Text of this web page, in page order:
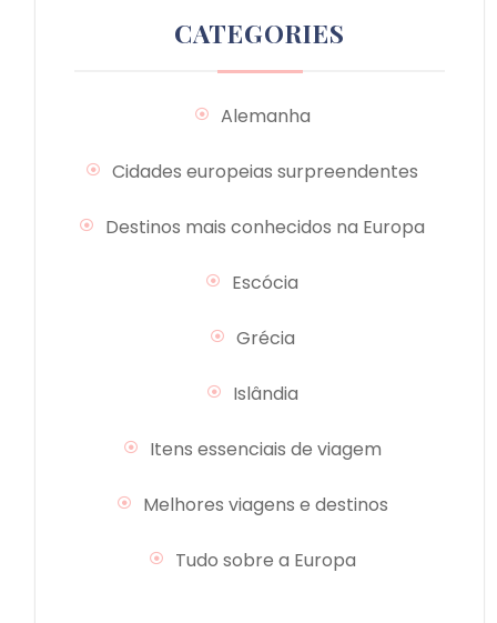
CATEGORIES
Alemanha
Cidades europeias surpreendentes
Destinos mais conhecidos na Europa
Escócia
Grécia
Islândia
Itens essenciais de viagem
Melhores viagens e destinos
Tudo sobre a Europa